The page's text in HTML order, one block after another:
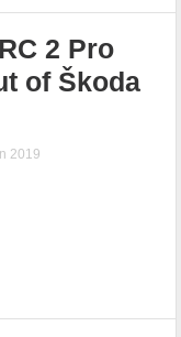
2 Pro
of Škoda
2019